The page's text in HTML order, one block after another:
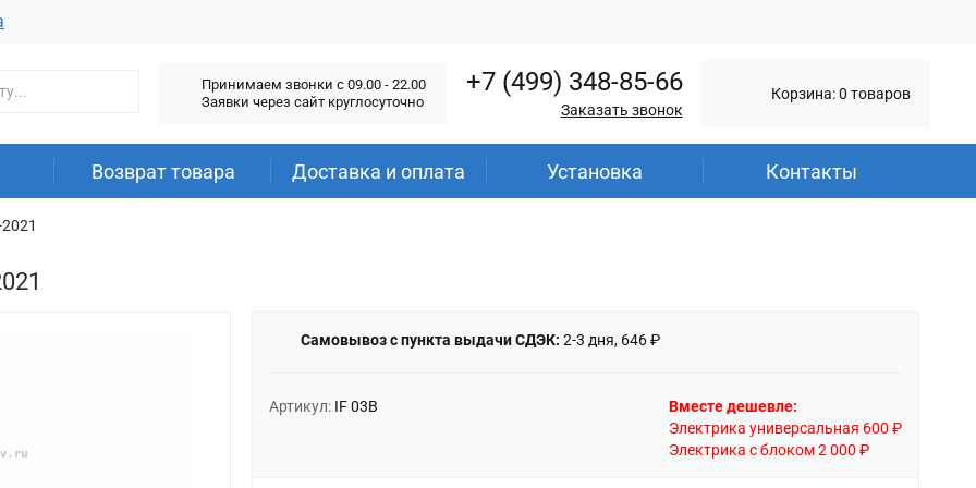
Принимаем звонки c 09.00 - 22.00
Заявки через сайт круглосуточно
+7 (499) 348-85-66
Заказать звонок
Корзина: 0 товаров
Возврат товара Доставка и оплата Установка Контакты
Самовывоз с пункта выдачи СДЭК: 2-3 дня, 646 ₽
Артикул: IF 03B
Вместе дешевле:
Электрика универсальная 600 ₽
Электрика с блоком 2 000 ₽